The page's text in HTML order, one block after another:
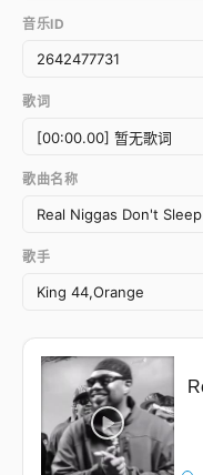
音乐ID
歌词
歌曲名称
歌手